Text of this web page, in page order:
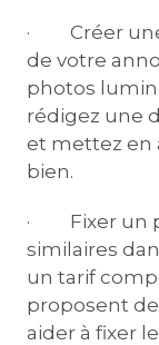
· Créer une
de votre
photos
rédigez une
et mettez en
bien.
· Fixer un
similaires
un tarif
proposent
aider à fixer